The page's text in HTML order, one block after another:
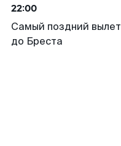
22:00
Самый поздний вылет
до Бреста